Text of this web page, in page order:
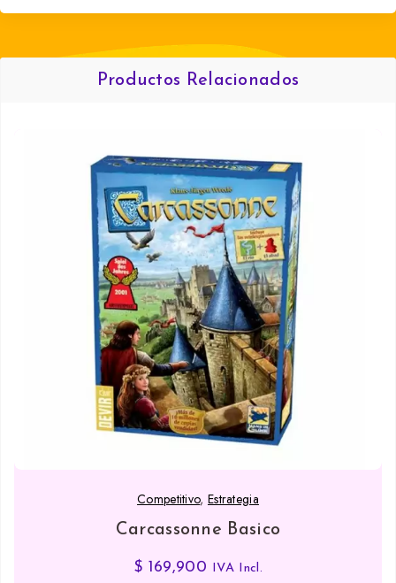
Productos Relacionados
Competitivo, Estrategia
Carcassonne Basico
$ 169,900 IVA Incl.